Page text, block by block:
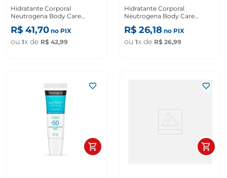
Hidratante Corporal
Neutrogena Body Care
Revitalizing de 400ml
R$ 41,70 no PIX
ou 1x de R$ 42,99
Hidratante Corporal
Neutrogena Body Care
Comfort Extra Seca De 200ml
R$ 26,18 no PIX
ou 1x de R$ 26,99